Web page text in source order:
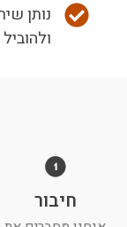
נותן
חיבור